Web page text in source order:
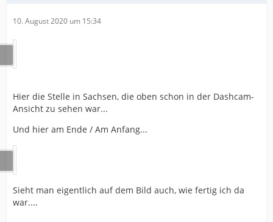
10. August 2020 um 15:34
Hier die Stelle in Sachsen, die oben schon in der Dashcam-
Ansicht zu sehen war...
Und hier am Ende / Am Anfang...
Sieht man eigentlich auf dem Bild auch, wie fertig ich da
war....